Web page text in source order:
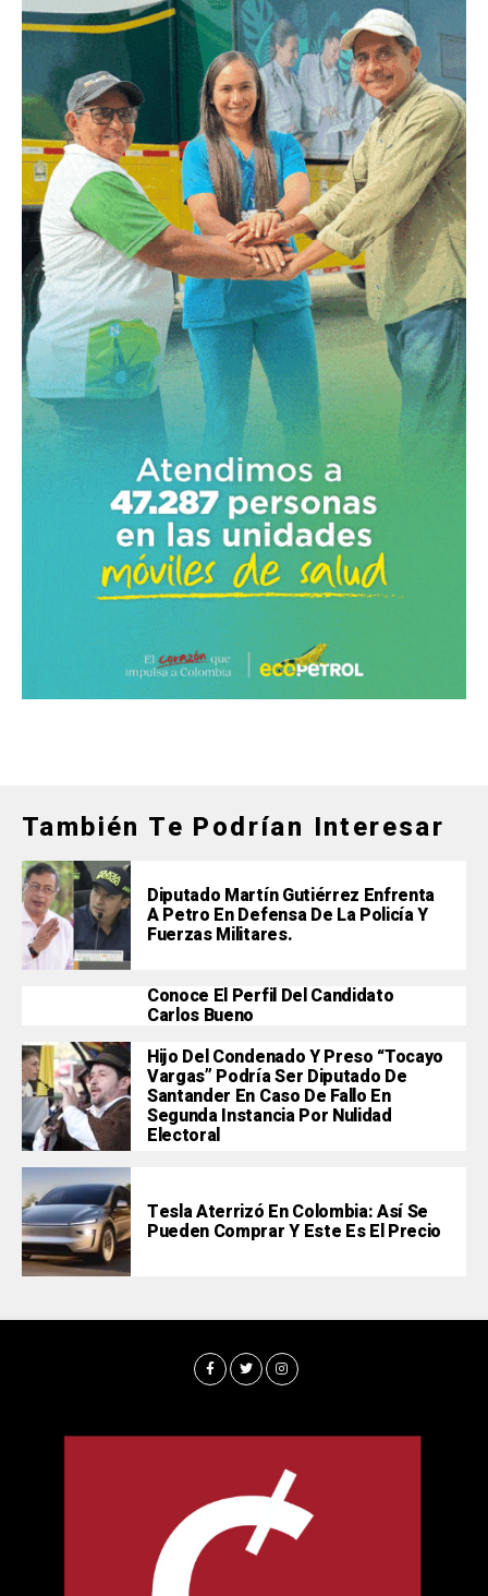
También Te Podrían Interesar
Diputado Martín Gutiérrez Enfrenta
A Petro En Defensa De La Policía Y
Fuerzas Militares.
Conoce El Perfil Del Candidato
Carlos Bueno
Hijo Del Condenado Y Preso “Tocayo
Vargas” Podría Ser Diputado De
Santander En Caso De Fallo En
Segunda Instancia Por Nulidad
Electoral
Tesla Aterrizó En Colombia: Así Se
Pueden Comprar Y Este Es El Precio